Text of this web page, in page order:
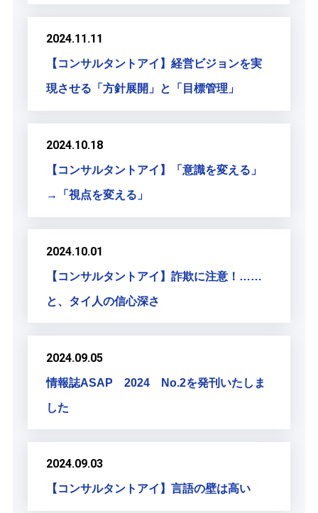
2024.11.11
【コンサルタントアイ】経営ビジョンを実
現させる「方針展開」と「目標管理」
2024.10.18
【コンサルタントアイ】「意識を変える」
→「視点を変える」
2024.10.01
【コンサルタントアイ】詐欺に注意！……
と、タイ人の信心深さ
2024.09.05
情報誌ASAP 2024 No.2を発刊いたしま
した
2024.09.03
【コンサルタントアイ】言語の壁は高い